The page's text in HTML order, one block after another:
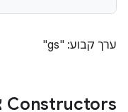
ערך קבוע: "gs"
Constructors ציבוריים